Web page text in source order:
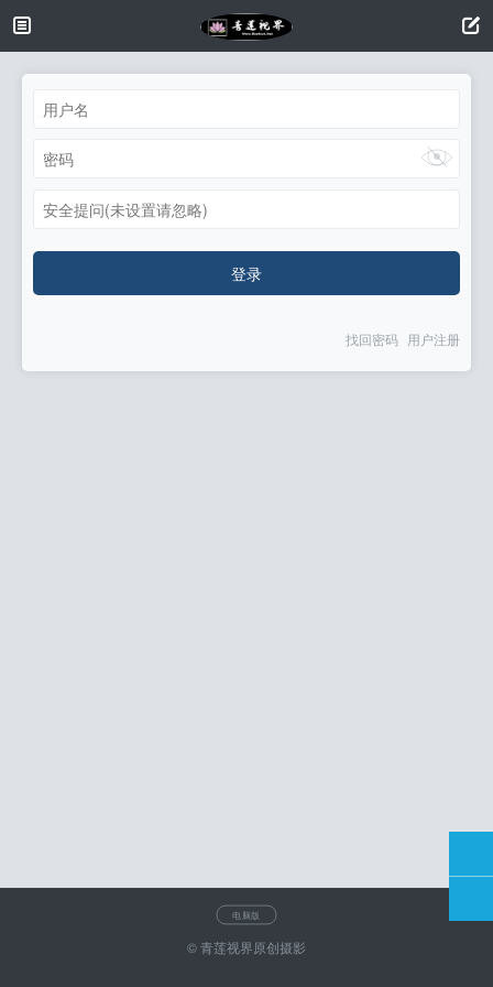
安全提问(未设置请忽略)
登录
找回密码 用户注册
电脑版
© 青莲视界原创摄影